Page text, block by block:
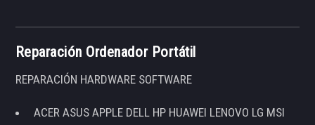
Reparación Ordenador Portátil
REPARACIÓN HARDWARE SOFTWARE
ACER ASUS APPLE DELL HP HUAWEI LENOVO LG MSI